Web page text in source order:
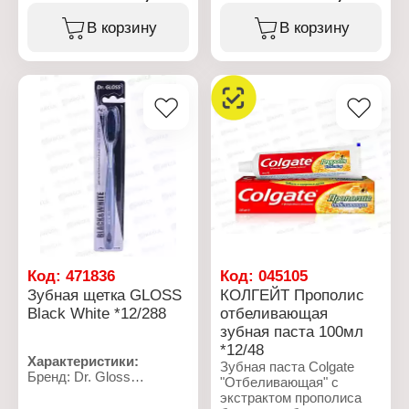
Действие: для тройной
защиты полости рта
Объем: 100 мл
Лаурилсульфат натрия;
Ароматизатор; Лактат
кальция; Сахарин
Пропилпарабен натрия.
Характеристики:
Бренд: EXXE
Тип товара: Зубная паста
Название: "Кальций
Действие: укрепление
зубной эмали
Объем: 100 мл
Упаковка: туба
В корзину
Тип товара: Зубная
щетка
Назначение: детская
мягкая
Материал: полиамидная
нить, пластик
В корзину
Код: 471836
Зубная щетка GLOSS
Black White *12/288
Характеристики:
Бренд: Dr. Gloss
Код:045105
КОЛГЕЙТ Прополис
отбеливающая
зубная паста 100мл
*12/48
Зубная паста Colgate
"Отбеливающая" с
экстрактом прополиса